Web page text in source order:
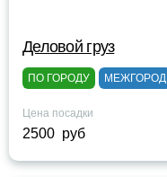
Деловой груз
ПО ГОРОДУ МЕЖГОРОД
Цена посадки
2500 руб